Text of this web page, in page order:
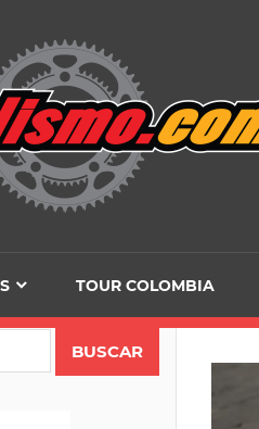
TOUR COLOMBIA